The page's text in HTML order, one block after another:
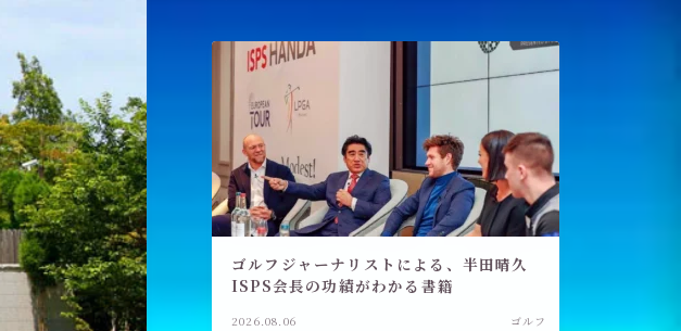
スポーツ振興 実業家 社会活動
のにおすすめの記事
は新しい時代の
出口王仁三郎と深見東州
ゴルフジャーナリストによる、半田晴久
ISPS会長の功績がわかる書籍
2026.08.06 ゴルフ